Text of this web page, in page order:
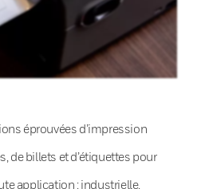
éprouvées d’impression
de billets et d’étiquettes pour
application : industrielle,